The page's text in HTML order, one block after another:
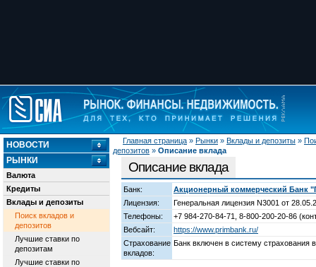
Главная страница » Рынки » Вклады и депозиты »
депозитов » Описание вклада
НОВОСТИ
РЫНКИ
Валюта
Кредиты
Вклады и депозиты
Поиск вкладов и
депозитов
Лучшие ставки по
депозитам
Лучшие ставки по
Описание вклада
Банк:
Акционерный коммерческий Банк
Лицензия:
Генеральная лицензия N3001 от
Телефоны:
+7 984-270-84-71, 8-800-200-20-86
Вебсайт:
https://www.primbank.ru/
Страхование
вкладов:
Банк включен в систему страхования